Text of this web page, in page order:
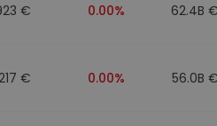
€ 0.00% 62.4B €
€ 0.00% 56.0B €